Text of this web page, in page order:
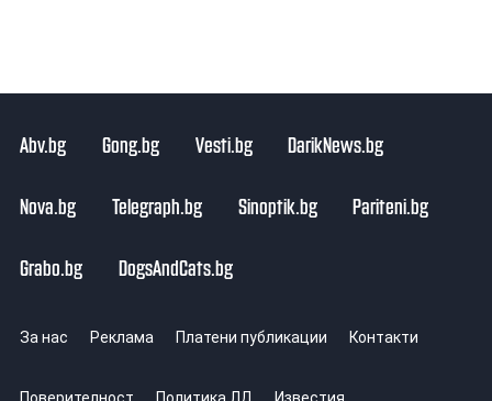
Abv.bg Gong.bg Vesti.bg DarikNews.bg
Nova.bg Telegraph.bg Sinoptik.bg Pariteni.bg
Grabo.bg DogsAndCats.bg
За нас Реклама Платени публикации Контакти